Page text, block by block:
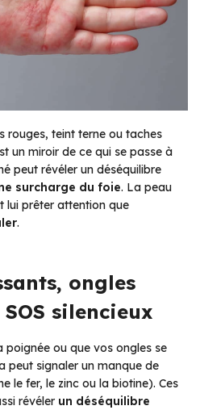
rouges, teint terne ou taches
un miroir de ce qui se passe à
peut révéler un déséquilibre
surcharge du foie. La peau
lui prêter attention que
.
ongles
silencieux
ou que vos ongles se
peut signaler un manque de
le fer, le zinc ou la biotine). Ces
révéler un déséquilibre